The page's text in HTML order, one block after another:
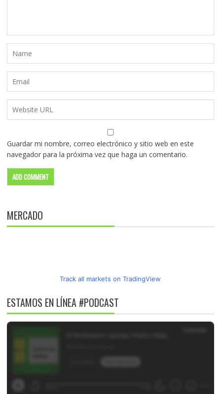
Guardar mi nombre, correo electrónico y sitio web en este
navegador para la próxima vez que haga un comentario.
MERCADO
Track all markets on TradingView
ESTAMOS EN LÍNEA #PODCAST